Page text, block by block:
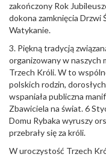
zakończony Rok
dokona zamknięcia
Watykanie.
3. Piękną tradycją
organizowany w naszych
Trzech Króli. W to
polskich rodzin,
wspaniała publiczna
Zbawiciela na świat. 6
Domu Rybaka wyruszy
przebrały się za króli.
W uroczystość Trzech